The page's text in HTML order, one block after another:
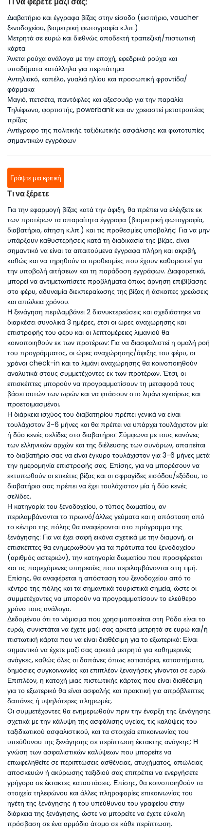
Διαβατήριο και έγγραφα βίζας στην είσοδο (εισιτήριο, voucher
ξενοδοχείου, βιομετρική φωτογραφία κ.λπ.)
Μετρητά σε ευρώ και διεθνώς αποδεκτή τραπεζική/πιστωτική
κάρτα
Άνετα ρούχα ανάλογα με την εποχή, εφεδρικά ρούχα και
υποδήματα κατάλληλα για περπάτημα
Αντηλιακό, καπέλο, γυαλιά ηλίου και προσωπική φροντίδα/
φάρμακα
Μαγιό, πετσέτα, παντόφλες και αξεσουάρ για την παραλία
Τηλέφωνο, φορτιστής, powerbank και αν χρειαστεί μετατροπέας
πρίζας
Αντίγραφο της πολιτικής ταξιδιωτικής ασφάλισης και φωτοτυπίες
σημαντικών εγγράφων
Γράψτε μια κριτική
Τι να ξέρετε
Για την εφαρμογή βίζας κατά την άφιξη, θα πρέπει να ελέγξετε εκ
των προτέρων τα απαραίτητα έγγραφα (βιομετρική φωτογραφία,
διαβατήριο, αίτηση κ.λπ.) και τις προθεσμίες υποβολής: Για να μην
υπάρξουν καθυστερήσεις κατά τη διαδικασία της βίζας, είναι
σημαντικό να είναι τα απαιτούμενα έγγραφα πλήρη και ακριβή,
καθώς και να τηρηθούν οι προθεσμίες που έχουν καθοριστεί για
την υποβολή αιτήσεων και τη παράδοση εγγράφων. Διαφορετικά,
μπορεί να αντιμετωπίσετε προβλήματα όπως άρνηση επιβίβασης
στο φέρυ, αδυναμία διεκπεραίωσης της βίζας ή άσκοπες χρεώσεις
και απώλεια χρόνου.
Η ξενάγηση περιλαμβάνει 2 διανυκτερεύσεις και σχεδιάστηκε να
διαρκέσει συνολικά 3 ημέρες, έτσι οι ώρες αναχώρησης και
επιστροφής του φέρυ και οι λεπτομέρειες λιμανιού θα
κοινοποιηθούν εκ των προτέρων: Για να διασφαλιστεί η ομαλή ροή
του προγράμματος, οι ώρες αναχώρησης/άφιξης του φέρυ, οι
χρόνοι check-in και το λιμάνι αναχώρησης θα κοινοποιηθούν
αναλυτικά στους συμμετέχοντες εκ των προτέρων. Έτσι, οι
επισκέπτες μπορούν να προγραμματίσουν τη μεταφορά τους
βάσει αυτών των ωρών και να φτάσουν στο λιμάνι εγκαίρως και
προετοιμασμένοι.
Η διάρκεια ισχύος του διαβατηρίου πρέπει γενικά να είναι
τουλάχιστον 3-6 μήνες και θα πρέπει να υπάρχει τουλάχιστον μία
ή δύο κενές σελίδες στο διαβατήριο: Σύμφωνα με τους κανόνες
των ελληνικών αρχών και της διέλευσης των συνόρων, απαιτείται
το διαβατήριο σας να είναι έγκυρο τουλάχιστον για 3-6 μήνες μετά
την ημερομηνία επιστροφής σας. Επίσης, για να μπορέσουν να
εκτυπωθούν οι ετικέτες βίζας και οι σφραγίδες εισόδου/εξόδου, το
διαβατήριο σας πρέπει να έχει τουλάχιστον μία ή δύο κενές
σελίδες.
Η κατηγορία του ξενοδοχείου, ο τύπος δωματίου, αν
περιλαμβάνονται το πρωινό/άλλες γεύματα και η απόσταση από
το κέντρο της πόλης θα αναφέρονται στο πρόγραμμα της
ξενάγησης: Για να έχει σαφή εικόνα σχετικά με την διαμονή, οι
επισκέπτες θα ενημερωθούν για τα πρότυπα του ξενοδοχείου
(αριθμός αστεριών), την κατηγορία δωματίου που προσφέρεται
και τις παρεχόμενες υπηρεσίες που περιλαμβάνονται στη τιμή.
Επίσης, θα αναφέρεται η απόσταση του ξενοδοχείου από το
κέντρο της πόλης και τα σημαντικά τουριστικά σημεία, ώστε οι
συμμετέχοντες να μπορούν να προγραμματίσουν το ελεύθερο
χρόνο τους ανάλογα.
Δεδομένου ότι το νόμισμα που χρησιμοποιείται στη Ρόδο είναι το
ευρώ, συνιστάται να έχετε μαζί σας αρκετά μετρητά σε ευρώ και/ή
πιστωτική κάρτα που να είναι διαθέσιμη για το εξωτερικό: Είναι
σημαντικό να έχετε μαζί σας αρκετά μετρητά για καθημερινές
ανάγκες, καθώς όλες οι δαπάνες όπως εστιατόρια, καταστήματα,
δημόσιες συγκοινωνίες και επιπλέον ξεναγήσεις γίνονται σε ευρώ.
Επιπλέον, η κατοχή μιας πιστωτικής κάρτας που είναι διαθέσιμη
για το εξωτερικό θα είναι ασφαλής και πρακτική για απρόβλεπτες
δαπάνες ή υψηλότερες πληρωμές.
Οι συμμετέχοντες θα ενημερωθούν πριν την έναρξη της ξενάγησης
σχετικά με την κάλυψη της ασφάλισης υγείας, τις καλύψεις του
ταξιδιωτικού ασφαλιστικού, και τα στοιχεία επικοινωνίας του
υπεύθυνου της ξενάγησης σε περίπτωση έκτακτης ανάγκης: Η
γνώση των ασφαλιστικών καλύψεων που μπορείτε να
επωφεληθείτε σε περιπτώσεις ασθένειας, ατυχήματος, απώλειας
αποσκευών ή ακύρωσης ταξιδιού σας επιτρέπει να ενεργήσετε
γρήγορα σε έκτακτες καταστάσεις. Επίσης, θα κοινοποιηθούν τα
στοιχεία τηλεφώνου και άλλες πληροφορίες επικοινωνίας του
ηγέτη της ξενάγησης ή του υπεύθυνου του γραφείου στην
διάρκεια της ξενάγησης, ώστε να μπορείτε να έχετε εύκολη
πρόσβαση σε ένα αρμόδιο άτομο σε κάθε περίπτωση.